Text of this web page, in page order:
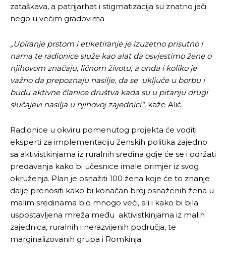
Pusti priču da živi!
Ovim putem želimo da vam se zahvalimo što ste
odlučili da pustite Vašu priču da živi, Redakcija
Pusti priču da živi!
Ovim putem želimo da vam se zahvalimo što ste
odlučili da pustite Vašu priču da živi, Redakcija
zataškava, a patrijarhat i stigmatizacija su znatno jači
nego u većim gradovima
„Upiranje prstom i etiketiranje je izuzetno prisutno i
nama te radionice služe kao alat da osvjestimo žene o
njihovom značaju, ličnom životu, a onda i koliko je
važno da prepoznaju nasilje, da se uključe u borbu i
budu aktivne članice društva kada su u pitanju drugi
slučajevi nasilja u njihovoj zajednici“, kaže Alić.
Radionice u okviru pomenutog projekta će voditi
eksperti za implementaciju ženskih politika zajedno
sa aktivistkinjama iz ruralnih sredina gdje će se i održati
predavanja kako bi učesnice imale primjer iz svog
okruženja. Plan je osnažiti 100 žena koje će to znanje
dalje prenositi kako bi konačan broj osnaženih žena u
malim sredinama bio mnogo veći, ali i kako bi bila
uspostavljena mreža među aktivistkinjama iz malih
zajednica, ruralnih i nerazvijenih područja, te
marginalizovanih grupa i Romkinja.